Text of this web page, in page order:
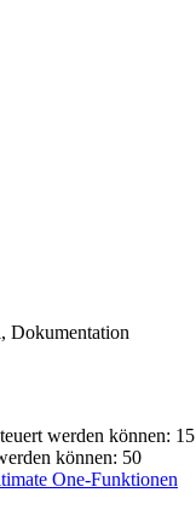
Dokumentation
werden können: 15
können: 50
One-Funktionen